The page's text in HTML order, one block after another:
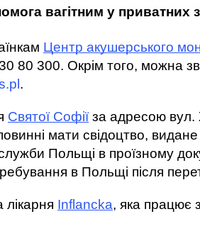
вагітним у приватних
Центр акушерського
.
Святої Софії за адресою
мати свідоцтво,
Польщі в проїзному
в Польщі після
лікарня Inflancka, яка працює